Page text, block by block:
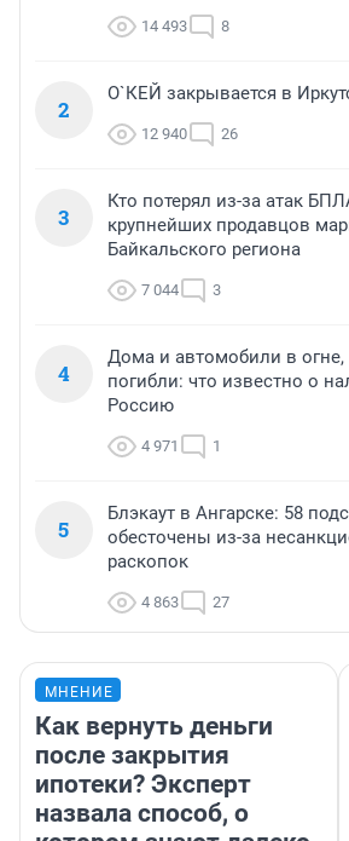
14 493 8
2
О`КЕЙ закрывается в
12 940 26
3
Кто потерял из-за атак
крупнейших продавцов
Байкальского региона
7 044 3
4
Дома и автомобили в
погибли: что известно о
Россию
4 971 1
5
Блэкаут в Ангарске: 58
обесточены из-за
раскопок
4 863 27
МНЕНИЕ
Как вернуть деньги
после закрытия
ипотеки? Эксперт
назвала способ, о